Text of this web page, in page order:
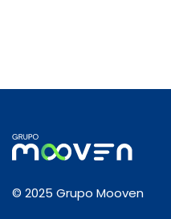
© 2025 Grupo Mooven